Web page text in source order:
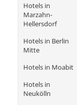
Hotels in
Marzahn-
Hellersdorf
Hotels in Berlin
Mitte
Hotels in Moabit
Hotels in
Neukölln